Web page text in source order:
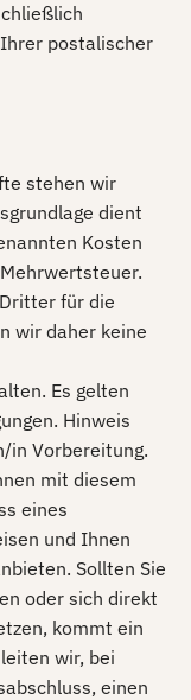
postalischer
stehen wir
dient
Kosten
für die
wir daher keine
Es gelten
Hinweis
in Vorbereitung.
mit diesem
eines
und Ihnen
Sollten Sie
oder sich direkt
kommt ein
wir, bei
einen